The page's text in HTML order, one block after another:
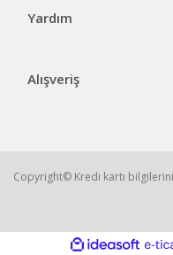
Yardım
Alışveriş
Copyright© Kredi kartı